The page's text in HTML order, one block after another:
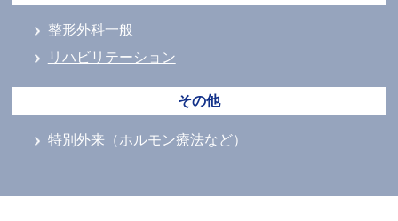
整形外科一般
リハビリテーション
その他
特別外来（ホルモン療法など）